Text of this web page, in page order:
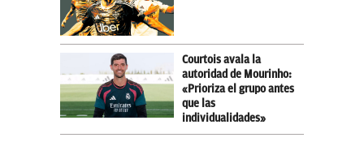
Courtois avala la
autoridad de Mourinho:
«Prioriza el grupo antes
que las
individualidades»